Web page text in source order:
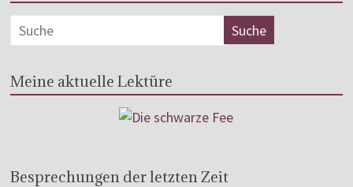
Meine aktuelle Lektüre
Besprechungen der letzten Zeit